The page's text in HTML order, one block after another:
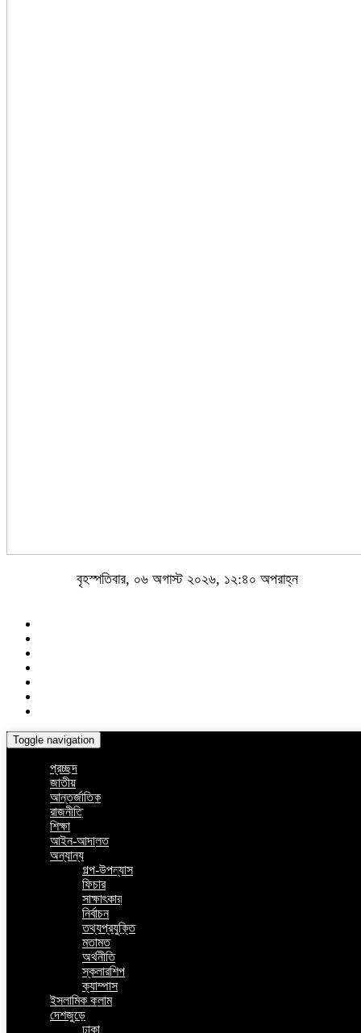
বৃহস্পতিবার, ০৬ অগাস্ট ২০২৬, ১২:৪০ অপরাহ্ন
Toggle navigation
প্রচ্ছদ
জাতীয়
আন্তর্জাতিক
রাজনীতি
শিক্ষা
আইন-আদালত
অন্যান্য
গল্প-উপন্যাস
ফিচার
সাক্ষাৎকার
নির্বাচন
তথ্যপ্রযুক্তি
মতামত
অর্থনীতি
স্কলারশিপ
ক্যাম্পাস
ইসলামিক কলাম
দেশজুড়ে
ঢাকা